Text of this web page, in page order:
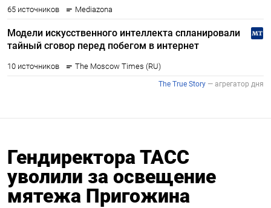
Гендиректора ТАСС
уволили за освещение
мятежа Пригожина